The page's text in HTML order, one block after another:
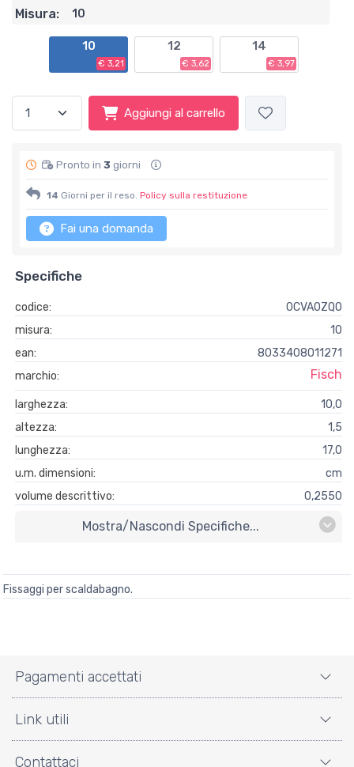
Misura: 10
10
€ 3,21
12
€ 3,62
14
€ 3,97
Aggiungi al carrello
Pronto in 3 giorni
14 Giorni per il reso. Policy sulla restituzione
Fai una domanda
Specifiche
codice:
0CVA0ZQO
misura:
10
ean:
8033408011271
marchio:
Fisch
larghezza:
10,0
altezza:
1,5
lunghezza:
17,0
u.m. dimensioni:
cm
volume descrittivo:
0,2550
Mostra/nascondi Specifiche...
Fissaggi per scaldabagno.
Pagamenti accettati
Link utili
Contattaci